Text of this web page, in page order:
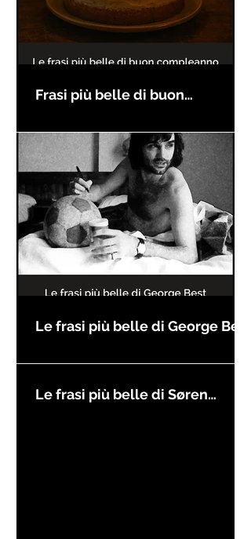
Frasi più belle di buon
Le frasi più belle di George Best
Le frasi più belle di Søren